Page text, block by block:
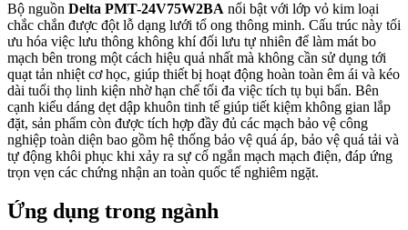
Bộ nguồn Delta PMT-24V75W2BA nổi bật với lớp vỏ kim loại
chắc chắn được đột lỗ dạng lưới tổ ong thông minh. Cấu trúc này tối
ưu hóa việc lưu thông không khí đối lưu tự nhiên để làm mát bo
mạch bên trong một cách hiệu quả nhất mà không cần sử dụng tới
quạt tản nhiệt cơ học, giúp thiết bị hoạt động hoàn toàn êm ái và kéo
dài tuổi thọ linh kiện nhờ hạn chế tối đa việc tích tụ bụi bẩn. Bên
cạnh kiểu dáng dẹt dập khuôn tinh tế giúp tiết kiệm không gian lắp
đặt, sản phẩm còn được tích hợp đầy đủ các mạch bảo vệ công
nghiệp toàn diện bao gồm hệ thống bảo vệ quá áp, bảo vệ quá tải và
tự động khôi phục khi xảy ra sự cố ngắn mạch mạch điện, đáp ứng
trọn vẹn các chứng nhận an toàn quốc tế nghiêm ngặt.
Ứng dụng trong ngành